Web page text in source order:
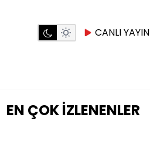
CANLI YAYIN
EN ÇOK İZLENENLER